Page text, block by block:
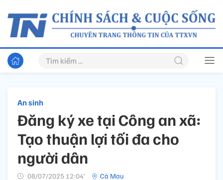
An sinh
Đăng ký xe tại Công an xã:
Tạo thuận lợi tối đa cho
người dân
08/07/2025 12:04’ Cà Mau